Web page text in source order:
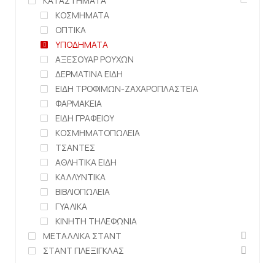
ΚΟΣΜΗΜΑΤΑ
ΟΠΤΙΚΑ
ΥΠΟΔΗΜΑΤΑ
ΑΞΕΣΟΥΑΡ ΡΟΥΧΩΝ
ΔΕΡΜΑΤΙΝΑ ΕΙΔΗ
ΕΙΔΗ ΤΡΟΦΙΜΩΝ-ΖΑΧΑΡΟΠΛΑΣΤΕΙΑ
ΦΑΡΜΑΚΕΙΑ
ΕΙΔΗ ΓΡΑΦΕΙΟΥ
ΚΟΣΜΗΜΑΤΟΠΩΛΕΙΑ
ΤΣΑΝΤΕΣ
ΑΘΛΗΤΙΚΑ ΕΙΔΗ
ΚΑΛΛΥΝΤΙΚΑ
ΒΙΒΛΙΟΠΩΛΕΙΑ
ΓΥΑΛΙΚΑ
ΚΙΝΗΤΗ ΤΗΛΕΦΩΝΙΑ
ΜΕΤΑΛΛΙΚΑ ΣΤΑΝΤ
ΣΤΑΝΤ ΠΛΕΞΙΓΚΛΑΣ